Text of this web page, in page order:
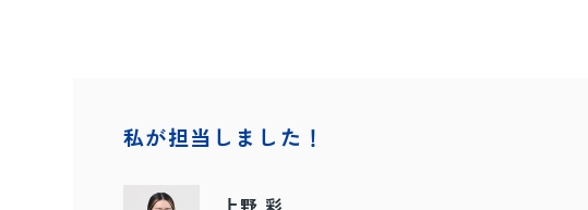
私が担当しました！
上野 彩